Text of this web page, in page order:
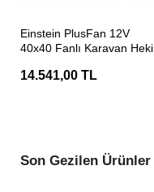
Einstein PlusFan 12V
40x40 Fanlı Karavan Heki
14.541,00 TL
Son Gezilen Ürünler